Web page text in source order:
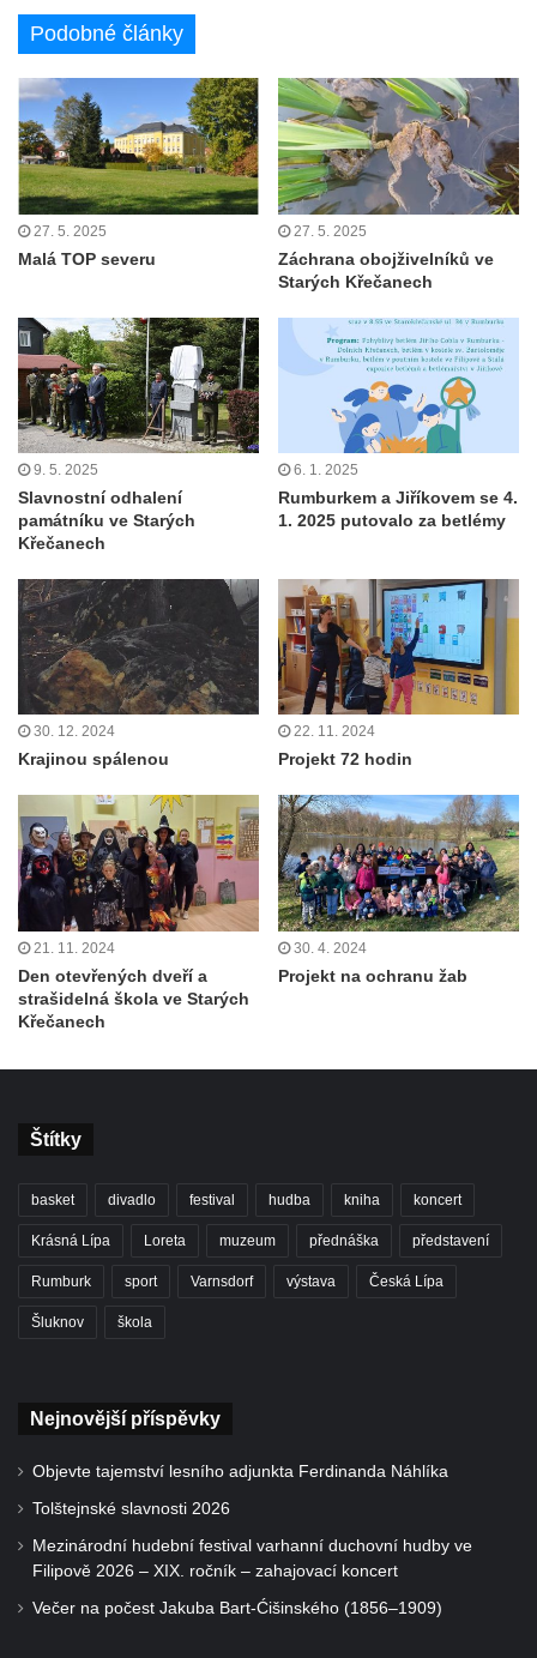
Podobné články
27. 5. 2025
Malá TOP severu
27. 5. 2025
Záchrana obojživelníků ve
Starých Křečanech
9. 5. 2025
Slavnostní odhalení
památníku ve Starých
Křečanech
6. 1. 2025
Rumburkem a Jiříkovem se 4.
1. 2025 putovalo za betlémy
30. 12. 2024
Krajinou spálenou
22. 11. 2024
Projekt 72 hodin
21. 11. 2024
Den otevřených dveří a
strašidelná škola ve Starých
Křečanech
30. 4. 2024
Projekt na ochranu žab
Štítky
basket divadlo festival hudba kniha koncert
Krásná Lípa Loreta muzeum přednáška představení
Rumburk sport Varnsdorf výstava Česká Lípa
Šluknov škola
Nejnovější příspěvky
Objevte tajemství lesního adjunkta Ferdinanda Náhlíka
Tolštejnské slavnosti 2026
Mezinárodní hudební festival varhanní duchovní hudby ve
Filipově 2026 – XIX. ročník – zahajovací koncert
Večer na počest Jakuba Bart-Ćišinského (1856–1909)